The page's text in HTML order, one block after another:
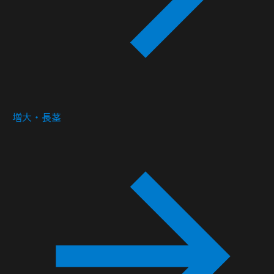
増大・長茎